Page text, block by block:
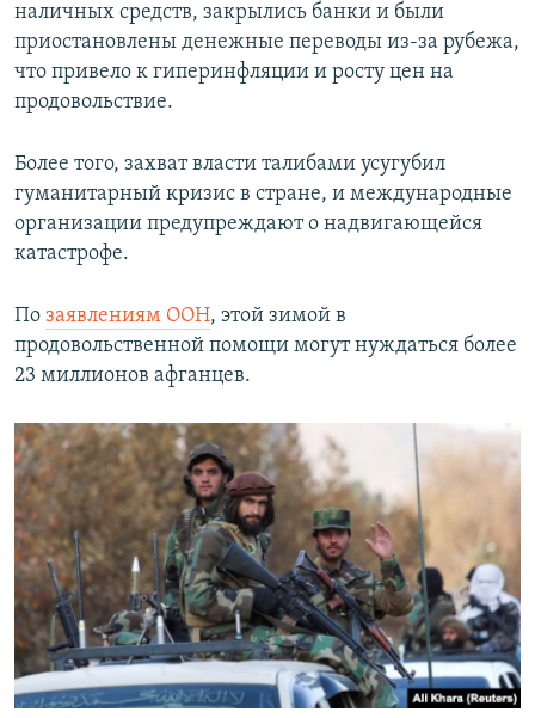
наличных средств, закрылись банки и были
приостановлены денежные переводы из-за рубежа,
что привело к гиперинфляции и росту цен на
продовольствие.
Более того, захват власти талибами усугубил
гуманитарный кризис в стране, и международные
организации предупреждают о надвигающейся
катастрофе.
По заявлениям ООН, этой зимой в
продовольственной помощи могут нуждаться более
23 миллионов афганцев.